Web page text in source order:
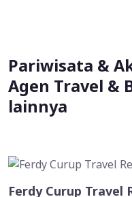
Pariwisata &
Agen Travel &
lainnya
Ferdy Curup Travel